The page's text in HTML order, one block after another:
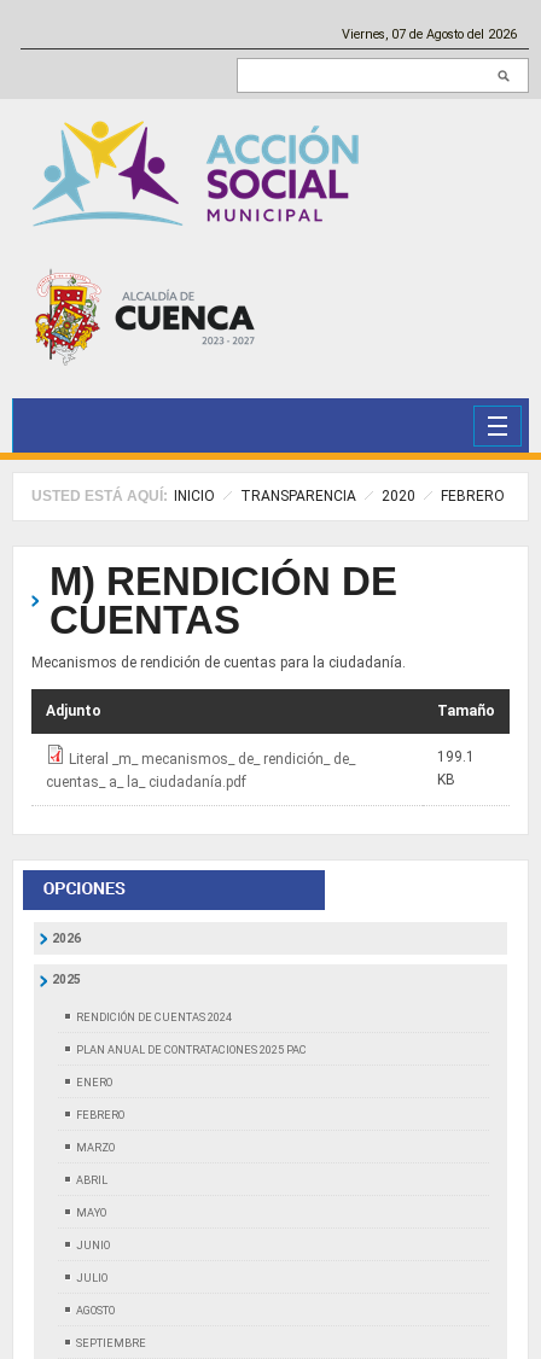
Viernes, 07 de Agosto del 2026
USTED ESTÁ AQUÍ: INICIO TRANSPARENCIA 2020 FEBRERO
M) RENDICIÓN DE
CUENTAS
Mecanismos de rendición de cuentas para la ciudadanía.
Adjunto Tamaño
Literal _m_ mecanismos_ de_ rendición_ de_
cuentas_ a_ la_ ciudadanía.pdf
199.1
KB
2026
2025
RENDICIÓN DE CUENTAS 2024
PLAN ANUAL DE CONTRATACIONES 2025 PAC
ENERO
FEBRERO
MARZO
ABRIL
MAYO
JUNIO
JULIO
AGOSTO
SEPTIEMBRE